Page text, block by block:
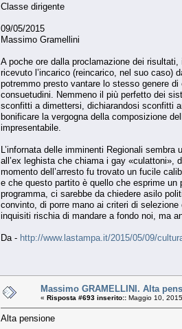
Classe dirigente
09/05/2015
Massimo Gramellini
A poche ore dalla proclamazione dei
ricevuto l’incarico (reincarico, nel suo caso)
potremmo presto vantare lo stesso genere
consuetudini. Nemmeno il più perfetto dei
sconfitti a dimettersi, dichiarandosi sconfitti
bonificare la vergogna della composizione
impresentabile.
L’infornata delle imminenti Regionali
all’ex leghista che chiama i gay «culattoni»,
momento dell’arresto fu trovato un fucile
e che questo partito è quello che esprime
programma, ci sarebbe da chiedere asilo
convinto, di porre mano ai criteri di
inquisiti rischia di mandare a fondo noi, ma
Da - http://www.lastampa.it/2015/05/09/
Massimo GRAMELLINI. Alta
« Risposta #693 inserito:: Maggio 10,
Alta pensione